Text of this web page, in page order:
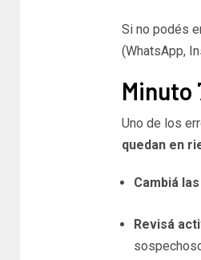
Si no podés
(WhatsApp,
Minuto
Uno de los
quedan en
Cambiá
Revisá